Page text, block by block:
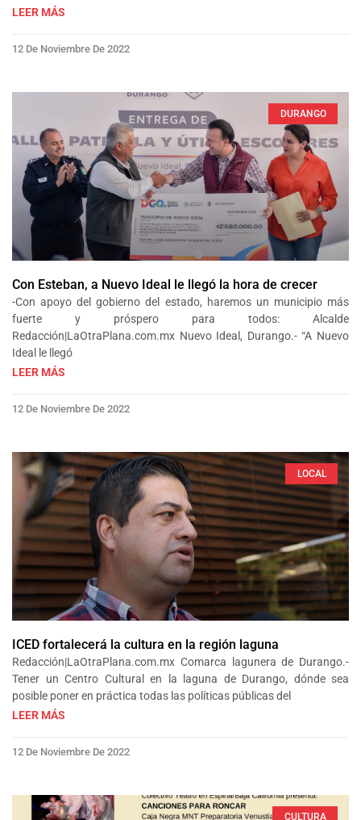
LEER MÁS
12 De Noviembre De 2022
DURANGO
Con Esteban, a Nuevo Ideal le llegó la hora de crecer
-Con apoyo del gobierno del estado, haremos un municipio más
fuerte y próspero para todos: Alcalde
Redacción|LaOtraPlana.com.mx Nuevo Ideal, Durango.- “A Nuevo
Ideal le llegó
LEER MÁS
12 De Noviembre De 2022
LOCAL
ICED fortalecerá la cultura en la región laguna
Redacción|LaOtraPlana.com.mx Comarca lagunera de Durango.-
Tener un Centro Cultural en la laguna de Durango, dónde sea
posible poner en práctica todas las políticas públicas del
LEER MÁS
12 De Noviembre De 2022
CULTURA